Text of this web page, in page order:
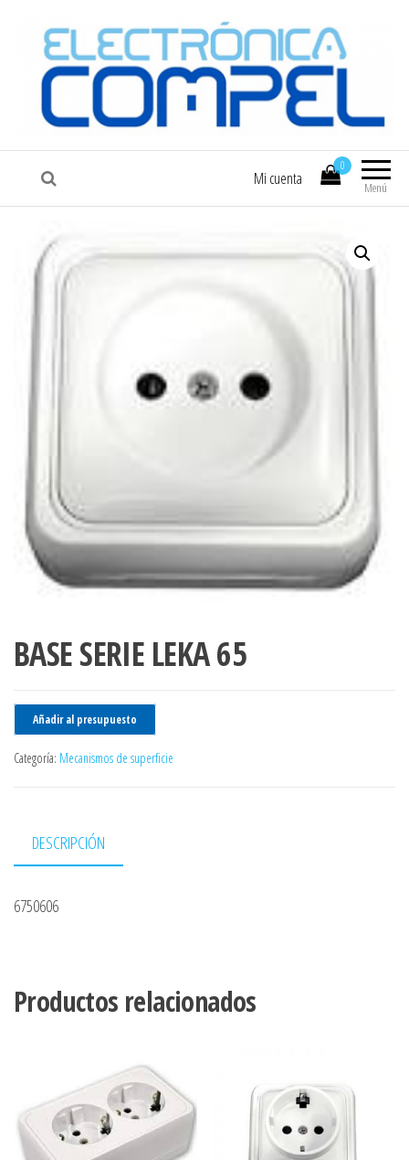
COMPEL Electrónica COMPEL
Menú
0
Mi cuenta
BASE SERIE LEKA 65
Añadir al presupuesto
Categoría: Mecanismos de superficie
DESCRIPCIÓN
6750606
Productos relacionados